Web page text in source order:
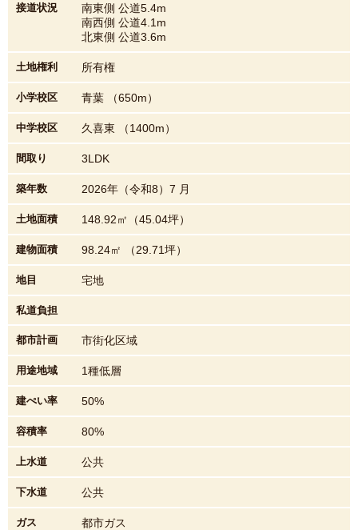
接道状況
南東側 公道5.4m
南西側 公道4.1m
北東側 公道3.6m
土地権利 所有権
小学校区 青葉 （650m）
中学校区 久喜東 （1400m）
間取り 3LDK
築年数 2026年（令和8）7 月
土地面積 148.92㎡（45.04坪）
建物面積 98.24㎡ （29.71坪）
地目 宅地
私道負担
都市計画 市街化区域
用途地域 1種低層
建ぺい率 50%
容積率 80%
上水道 公共
下水道 公共
ガス 都市ガス